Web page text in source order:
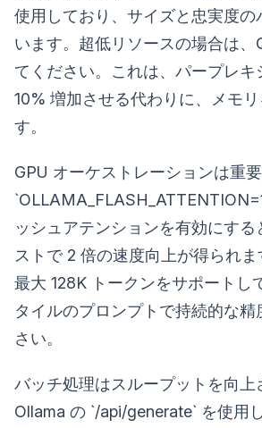
使用しており、サイズと忠実度の
います。超低リソースの場合は、
てください。これは、パープレキ
10% 増加させる代わりに、メモ
す。
GPU オーケストレーションは重要
ッシュアテンションを有効にする
ストで 2 倍の速度向上が得られ
最大 128K トークンをサポートし
タイルのプロンプトで持続的な
さい。
バッチ処理はスループットを向上
Ollama の `/api/generate` を使用